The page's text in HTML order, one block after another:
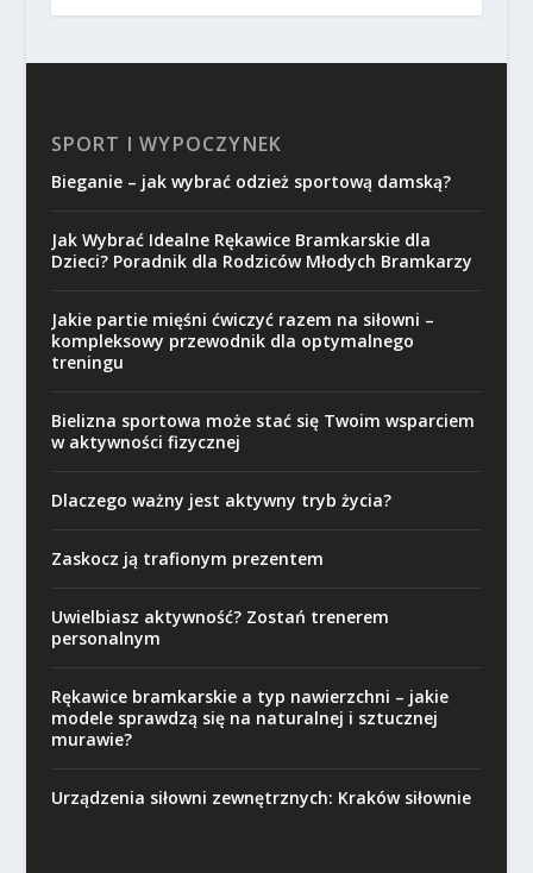
SPORT I WYPOCZYNEK
Bieganie – jak wybrać odzież sportową damską?
Jak Wybrać Idealne Rękawice Bramkarskie dla
Dzieci? Poradnik dla Rodziców Młodych Bramkarzy
Jakie partie mięśni ćwiczyć razem na siłowni –
kompleksowy przewodnik dla optymalnego
treningu
Bielizna sportowa może stać się Twoim wsparciem
w aktywności fizycznej
Dlaczego ważny jest aktywny tryb życia?
Zaskocz ją trafionym prezentem
Uwielbiasz aktywność? Zostań trenerem
personalnym
Rękawice bramkarskie a typ nawierzchni – jakie
modele sprawdzą się na naturalnej i sztucznej
murawie?
Urządzenia siłowni zewnętrznych: Kraków siłownie